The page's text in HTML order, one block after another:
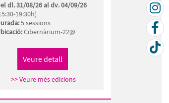
dl. 31/08/26 al dv. 04/09/26
19:30h)
5 sessions
Cibernàrium-22@
>> Veure més edicions